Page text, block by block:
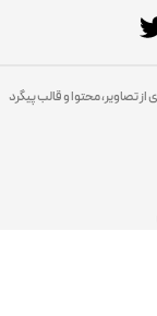
تصاویر، محتوا و قالب پیگرد